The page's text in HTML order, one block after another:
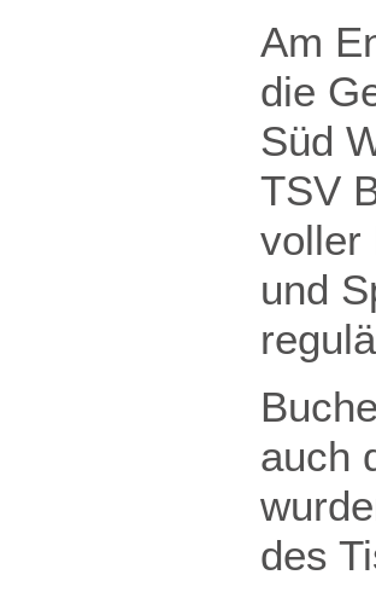
Am
die
Süd
TSV
voller
und
auch
des